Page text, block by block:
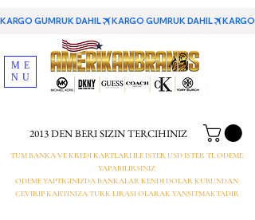
KARGO GUMRUK DAHIL
2013 DEN BERI SIZIN TERCIHINIZ
TUM BANKA VE KREDI KARTLARI ILE ISTER USD ISTER TL ODEME
YAPABILIRSINIZ
ODEME YAPTIGINIZDA BANKALAR KENDI DOLAR KURUNDAN
CEVIRIP KARTINIZA TURK LIRASI OLARAK YANSITMAKTADIR
ME
NU